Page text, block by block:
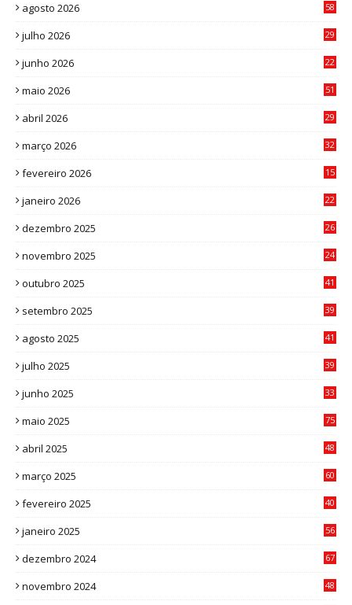
agosto 2026 58
julho 2026
29
junho 2026
22
maio 2026
51
abril 2026
29
março 2026
32
fevereiro 2026
15
janeiro 2026
22
dezembro 2025
26
novembro 2025
24
outubro 2025
41
setembro 2025
39
agosto 2025
41
julho 2025
39
junho 2025
33
maio 2025 75
abril 2025
48
março 2025
60
fevereiro 2025
40
janeiro 2025
56
dezembro 2024
67
novembro 2024
48